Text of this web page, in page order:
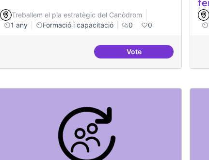
Treballem el pla estratègic del Canòdrom
1 any
Formació i capacitació 0 0
VoteSensibilització FLOSS